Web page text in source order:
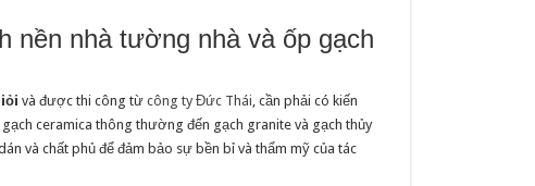
nền nhà tường nhà và ốp gạch
và được thi công từ công ty Đức Thái, cần phải có kiến
ceramica thông thường đến gạch granite và gạch thủy
và chất phủ để đảm bảo sự bền bỉ và thẩm mỹ của tác